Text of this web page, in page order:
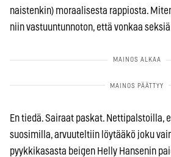
naistenkin) moraalisesta rappiosta.
niin vastuuntunnoton, että vonkaa
En tiedä. Sairaat paskat. Nettipalstoilla,
suosimilla, arvuuteltiin löytääkö joku
pyykkikasasta beigen Helly Hansenin